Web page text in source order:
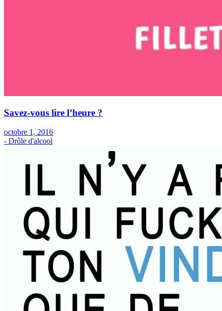
Savez-vous lire l’heure ?
octobre 1, 2016
- Drôle d'alcool